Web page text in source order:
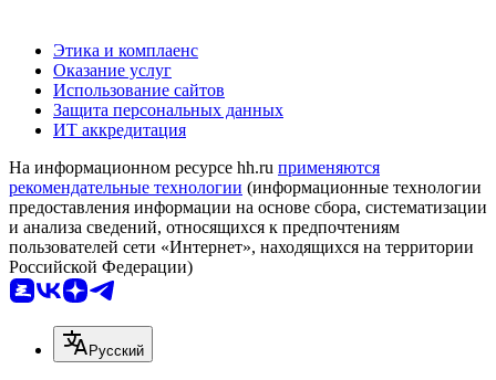
Этика и комплаенс
Оказание услуг
Использование сайтов
Защита персональных данных
ИТ аккредитация
На информационном ресурсе hh.ru применяются
рекомендательные технологии (информационные технологии
предоставления информации на основе сбора, систематизации
и анализа сведений, относящихся к предпочтениям
пользователей сети «Интернет», находящихся на территории
Российской Федерации)
Русский